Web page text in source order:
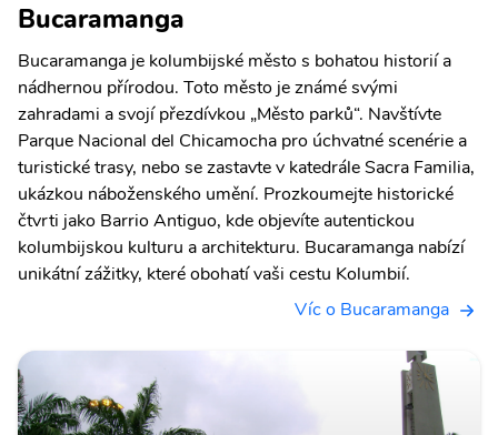
Bucaramanga
Bucaramanga je kolumbijské město s bohatou historií a
nádhernou přírodou. Toto město je známé svými
zahradami a svojí přezdívkou „Město parků“. Navštívte
Parque Nacional del Chicamocha pro úchvatné scenérie a
turistické trasy, nebo se zastavte v katedrále Sacra Familia,
ukázkou náboženského umění. Prozkoumejte historické
čtvrti jako Barrio Antiguo, kde objevíte autentickou
kolumbijskou kulturu a architekturu. Bucaramanga nabízí
unikátní zážitky, které obohatí vaši cestu Kolumbií.
Víc o Bucaramanga